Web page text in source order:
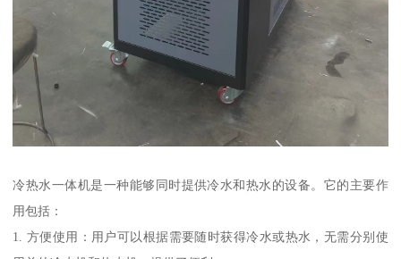
冷热水一体机是一种能够同时提供冷水和热水的设备。它的主要作
用包括：
1. 方便使用：用户可以根据需要随时获得冷水或热水，无需分别使